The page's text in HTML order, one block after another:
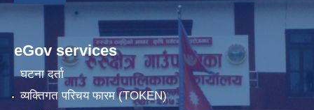
eGov services
घटना दर्ता
व्यक्तिगत परिचय फारम (TOKEN)